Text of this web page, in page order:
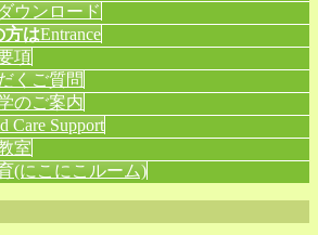
ウンロード
方はEntrance
項
くご質問
のご案内
Care Support
室
(にこにこルーム)